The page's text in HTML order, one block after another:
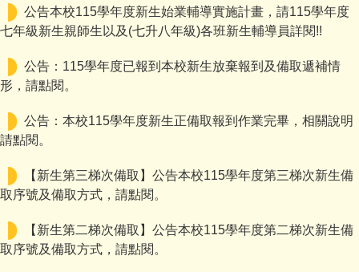
公告本校115學年度新生始業輔導實施計畫，請115學年度
七年級新生親師生以及(七升八年級)各班新生輔導員詳閱!!
公告：115學年度已報到本校新生放棄報到及備取遞補情
形，請點閱。
公告：本校115學年度新生正備取報到作業完畢，相關說明
請點閱。
【新生第三梯次備取】公告本校115學年度第三梯次新生備
取序號及備取方式，請點閱。
【新生第二梯次備取】公告本校115學年度第二梯次新生備
取序號及備取方式，請點閱。